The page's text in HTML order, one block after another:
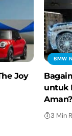
Joy
BMW
untuk
Aman?
3 Min